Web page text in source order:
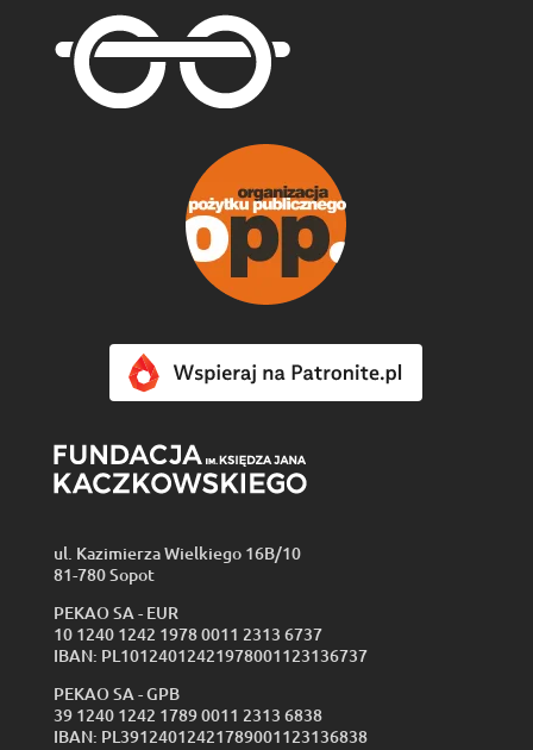
ul. Kazimierza Wielkiego 16B/10
81-780 Sopot
PEKAO SA - EUR
10 1240 1242 1978 0011 2313 6737
IBAN: PL10124012421978001123136737
PEKAO SA - GPB
39 1240 1242 1789 0011 2313 6838
IBAN: PL39124012421789001123136838